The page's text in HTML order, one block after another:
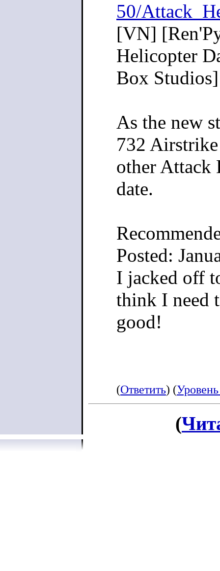
50/
[VN]
Helicopter
Box Studios]
As the new
732
other Attack
date.​
Posted:
I jacked off
think I need
good!
(Ответить) (
(